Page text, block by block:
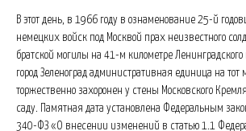
В этот день, в 1966 году в ознаменование 25-й
немецких войск под Москвой прах неизвестного
братской могилы на 41-м километре
город Зеленоград административная единица на тот
торжественно захоронен у стены Московского
саду. Памятная дата установлена Федеральным
340-ФЗ «О внесении изменений в статью 1.1